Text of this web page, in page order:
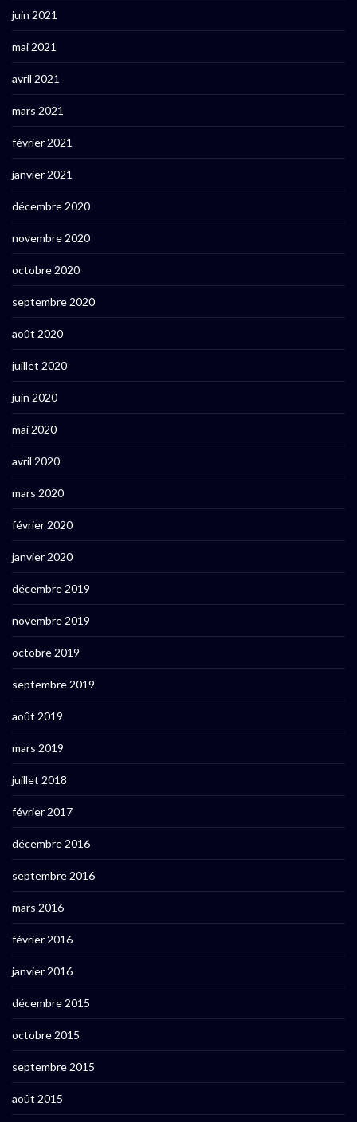
juin 2021
mai 2021
avril 2021
mars 2021
février 2021
janvier 2021
décembre 2020
novembre 2020
octobre 2020
septembre 2020
août 2020
juillet 2020
juin 2020
mai 2020
avril 2020
mars 2020
février 2020
janvier 2020
décembre 2019
novembre 2019
octobre 2019
septembre 2019
août 2019
mars 2019
juillet 2018
février 2017
décembre 2016
septembre 2016
mars 2016
février 2016
janvier 2016
décembre 2015
octobre 2015
septembre 2015
août 2015